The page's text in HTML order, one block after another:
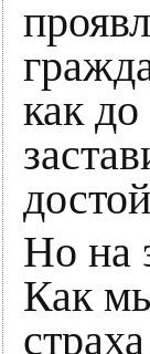
как
Но на
Как